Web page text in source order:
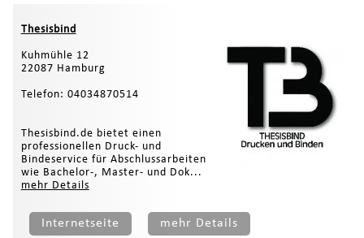
Thesisbind
Kuhmühle 12
22087 Hamburg
Telefon: 04034870514
Thesisbind.de bietet einen
professionellen Druck- und
Bindeservice für Abschlussarbeiten
wie Bachelor-, Master- und Dok...
mehr Details
Internetseite mehr Details